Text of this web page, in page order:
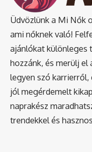
Üdvözlünk a Mi Nők
ami nőknek való!
ajánlókat különleges
hozzánk, és merülj el
legyen szó karrierről,
jól megérdemelt
naprakész
trendekkel és